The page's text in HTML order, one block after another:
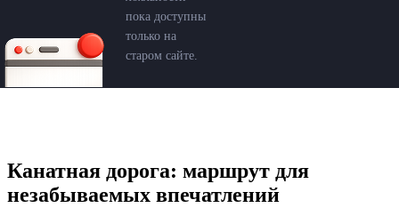
пока доступны
только на
старом сайте.
Канатная дорога: маршрут для
незабываемых впечатлений